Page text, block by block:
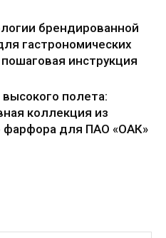
брендированной
гастрономических
инструкция
высокого полета:
коллекция из
фарфора для ПАО «ОАК»